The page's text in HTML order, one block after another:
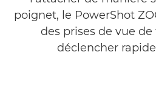
poignet, le PowerShot
des prises de vue
déclencher